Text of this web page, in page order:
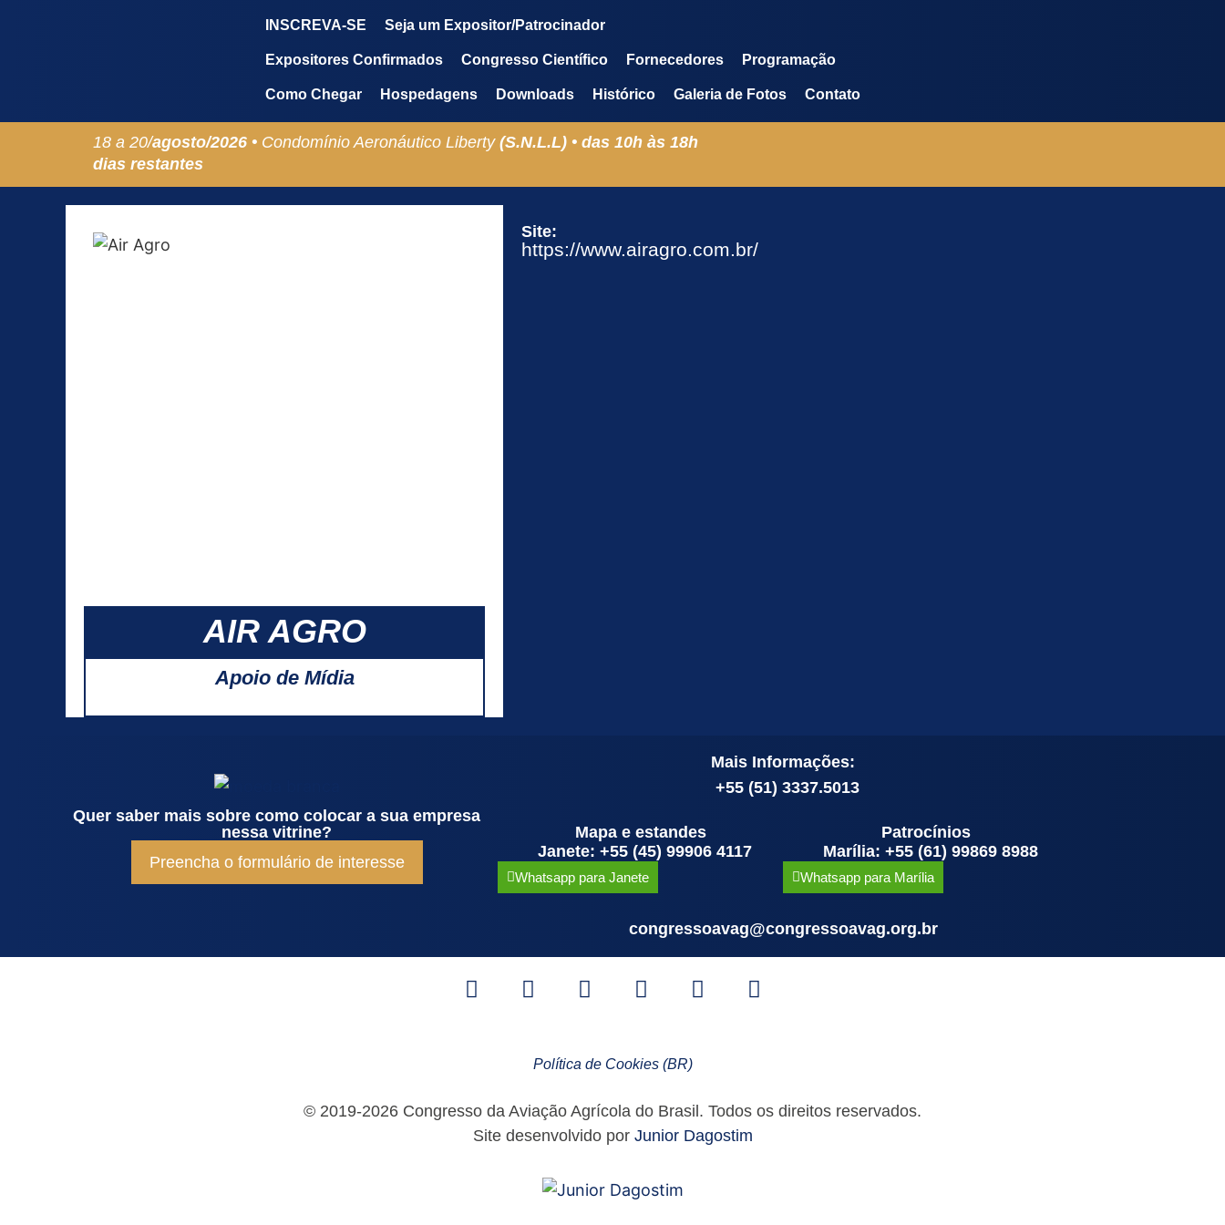
INSCREVA-SE Seja um Expositor/Patrocinador
Expositores Confirmados Congresso Científico Fornecedores Programação
Como Chegar Hospedagens Downloads Histórico Galeria de Fotos Contato
18 a 20/agosto/2026 • Condomínio Aeronáutico Liberty (S.N.L.L) • das 10h às 18h
dias restantes
AIR AGRO
Apoio de Mídia
Site:
https://www.airagro.com.br/
Quer saber mais sobre como colocar a sua empresa
nessa vitrine?
Preencha o formulário de interesse
Mais Informações:
+55 (51) 3337.5013
Mapa e estandes
Janete: +55 (45) 99906 4117
Whatsapp para Janete
Patrocínios
Marília: +55 (61) 99869 8988
Whatsapp para Marília
congressoavag@congressoavag.org.br
Política de Cookies (BR)
© 2019-2026 Congresso da Aviação Agrícola do Brasil. Todos os direitos reservados.
Site desenvolvido por Junior Dagostim